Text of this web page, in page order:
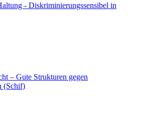
- Diskriminierungssensibel in
– Gute Strukturen gegen
(Schif)